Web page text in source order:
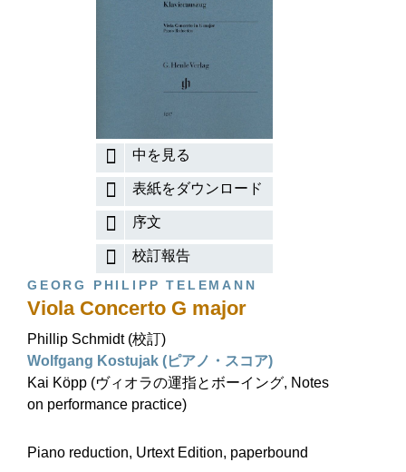
中を見る
表紙をダウンロード
序文
校訂報告
GEORG PHILIPP TELEMANN
Viola Concerto G major
Phillip Schmidt (校訂)
Wolfgang Kostujak (ピアノ・スコア)
Kai Köpp (ヴィオラの運指とボーイング, Notes
on performance practice)
Piano reduction, Urtext Edition, paperbound